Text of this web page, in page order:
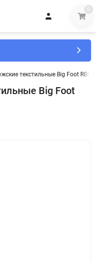
0
текстильные Big Foot RBK
Big Foot